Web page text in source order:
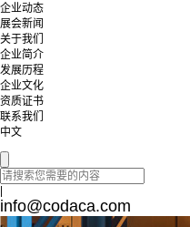
企业动态
展会新闻
关于我们
企业简介
发展历程
企业文化
资质证书
联系我们
中文
|
info@codaca.com